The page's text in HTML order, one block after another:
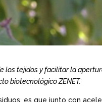
los tejidos y facilitar la
biotecnológico ZENET.
es que junto con